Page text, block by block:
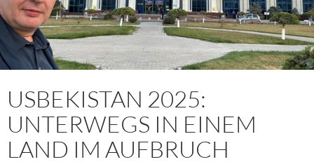
USBEKISTAN 2025:
UNTERWEGS IN EINEM
LAND IM AUFBRUCH